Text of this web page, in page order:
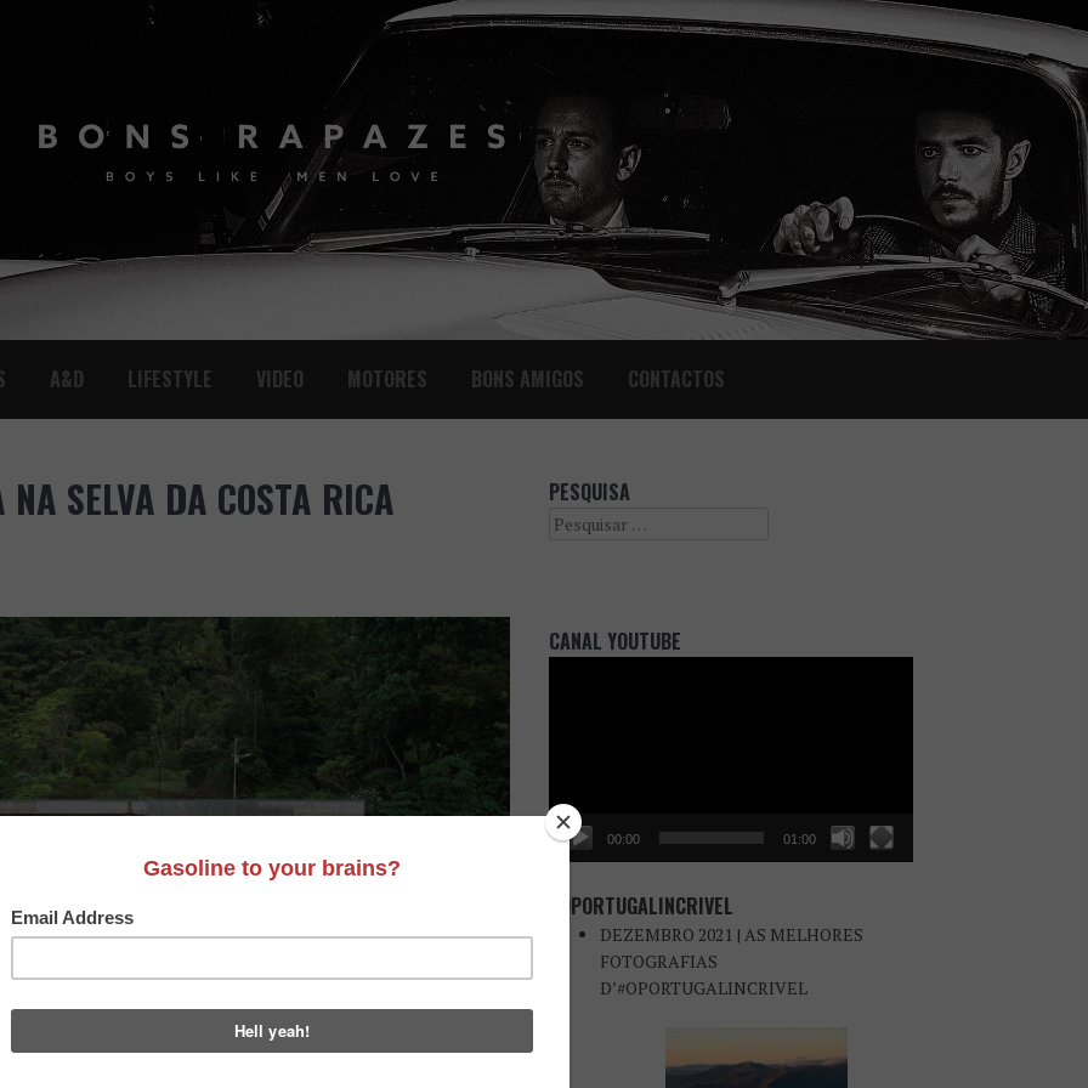
A&D LIFESTYLE VIDEO MOTORES BONS AMIGOS CONTACTOS
SELVA DA COSTA RICA PESQUISA
Search
CANAL YOUTUBE
00:00 01:00
#OPORTUGALINCRIVEL
DEZEMBRO 2021 | AS MELHORES
FOTOGRAFIAS
D’#OPORTUGALINCRIVEL